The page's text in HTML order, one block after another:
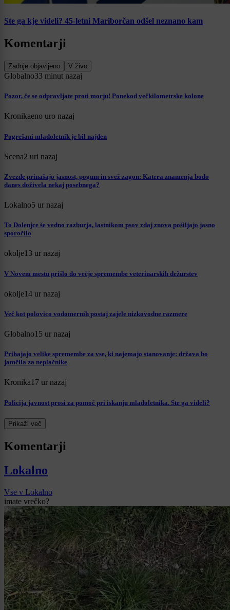
Ste ga kje videli? 45-letni Mariborčan odšel neznano kam
Komentarji
Zadnje objavljeno V živo
Globalno33 minut nazaj
Pozor, če se odpravljate proti morju! Ponekod večkilometrske kolone
Kronikaeno uro nazaj
Pogrešani mladoletnik je bil najden
Scena2 uri nazaj
Zvezde prinašajo jasnost, pogum in svež zagon: Katera znamenja bodo
danes doživela nekaj posebnega?
Lokalno5 ur nazaj
To Dolenjce še vedno razburja, lastnikom psov zdaj znova pošiljajo jasno
sporočilo
okolje13 ur nazaj
V Novem mestu prišlo do večje spremembe veterinarskih dežurstev
okolje14 ur nazaj
Več kot polovico vodomernih postaj zajele nizkovodne razmere
Globalno15 ur nazaj
Prihajajo velike spremembe za vse, ki najemajo stanovanje: država bo
jamčila za neplačnike
Kronika17 ur nazaj
Policija javnost prosi za pomoč pri iskanju mladoletnika. Ste ga videli?
Prikaži več
Komentarji
Lokalno
Vse v Lokalno
imate vrečko?